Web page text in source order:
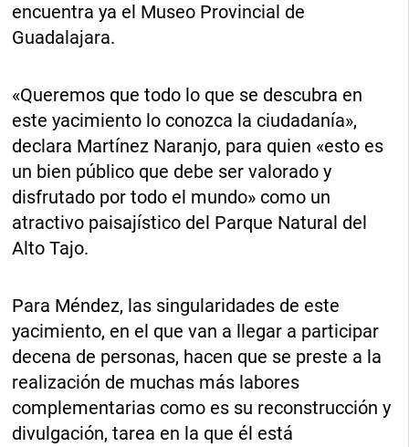
encuentra ya el Museo Provincial de
Guadalajara.
«Queremos que todo lo que se descubra en
este yacimiento lo conozca la ciudadanía»,
declara Martínez Naranjo, para quien «esto es
un bien público que debe ser valorado y
disfrutado por todo el mundo» como un
atractivo paisajístico del Parque Natural del
Alto Tajo.
Para Méndez, las singularidades de este
yacimiento, en el que van a llegar a participar
decena de personas, hacen que se preste a la
realización de muchas más labores
complementarias como es su reconstrucción y
divulgación, tarea en la que él está